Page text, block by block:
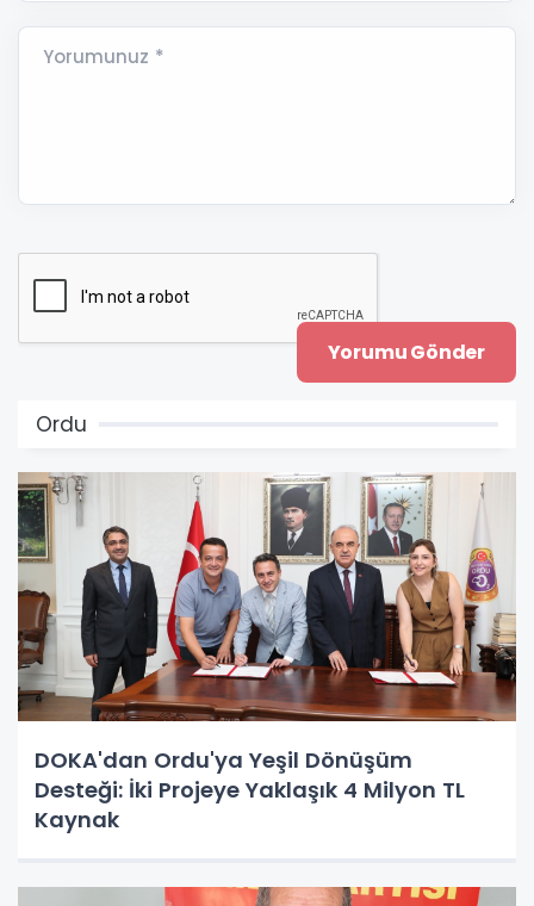
Yorumunuz *
Ordu
DOKA'dan Ordu'ya Yeşil Dönüşüm
Desteği: İki Projeye Yaklaşık 4 Milyon TL
Kaynak